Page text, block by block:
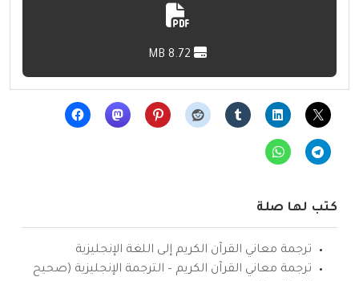
كتب لها صلة
ترجمة معاني القرآن الكريم إلى اللغة الإنجليزية
ترجمة معاني القرآن الكريم – الترجمة الإنجليزية (صحيح